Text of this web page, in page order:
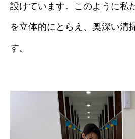
設けています。このように私
を立体的にとらえ、奥深い清
す。